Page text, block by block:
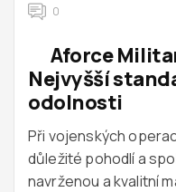
0
Aforce
Nejvyšší
odolnosti
Při vojenských
důležité pohodlí a
navrženou a kvalitní